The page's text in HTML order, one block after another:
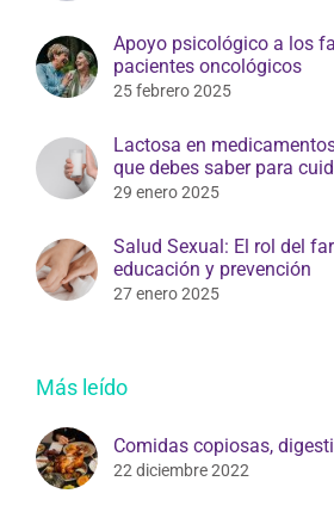
pacientes oncológicos
25 febrero 2025
que debes saber para
29 enero 2025
educación y prevención
27 enero 2025
22 diciembre 2022